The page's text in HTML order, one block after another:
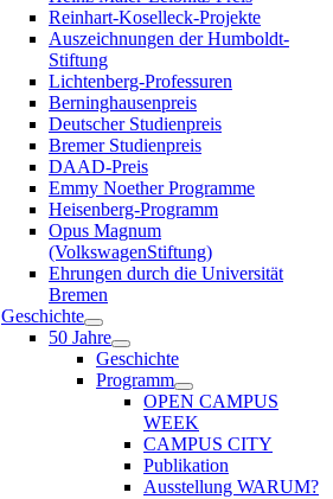
Reinhart-Koselleck-Projekte
Auszeichnungen der Humboldt-
Stiftung
Lichtenberg-Professuren
Berninghausenpreis
Deutscher Studienpreis
Bremer Studienpreis
DAAD-Preis
Emmy Noether Programme
Heisenberg-Programm
Opus Magnum
(VolkswagenStiftung)
Ehrungen durch die Universität
Bremen
Geschichte
50 Jahre
Geschichte
Programm
OPEN CAMPUS
WEEK
CAMPUS CITY
Publikation
Ausstellung WARUM?